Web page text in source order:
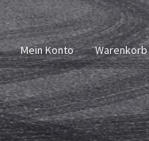
Mein Konto Warenkorb